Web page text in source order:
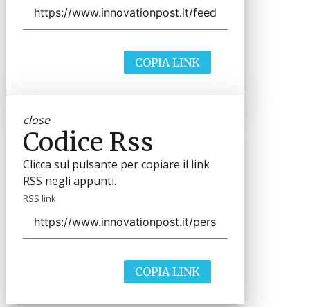
COPIA LINK
close
Codice Rss
Clicca sul pulsante per copiare il link
RSS negli appunti.
RSS link
COPIA LINK